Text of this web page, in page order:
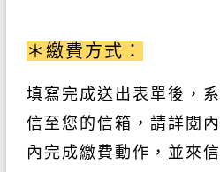
＊繳費方式：
填寫完成送出表單後，
信至您的信箱，請詳閱
內完成繳費動作 ，並來